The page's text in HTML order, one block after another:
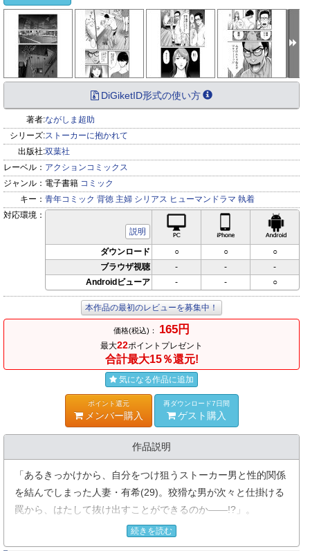
DiGiketID形式の使い方
著者:ながしま超助
シリーズ:ストーカーに抱かれて
出版社:双葉社
レーベル： アクションコミックス
ジャンル： 電子書籍 コミック
キー： 青年コミック 背徳 主婦 シリアス ヒューマンドラマ 執着
対応環境：
説明
iPhone対応
ダウンロード ○ ○
○
ブラウザ視聴
- -
-
Androidビューア
- - ○
本作品の最初のレビューを募集中！
価格(税込)： 165円
最大22ポイントプレゼント
合計最大15％還元!
気になる作品に追加
ポイント還元
メンバー購入
再ダウンロード7日間
ゲスト購入
作品説明
「あるきっかけから、自分をつけ狙うストーカー男と性的関係
を結んでしまった人妻・有希(29)。狡猾な男が次々と仕掛ける
罠から、はたして抜け出すことができるのか――!?」。
織川有希(29)はモラハラ夫・健二(35)との離婚を秘かに意識し
ている専業主婦。そんな時、友人の素子からマッチングアプリ
続きを読む